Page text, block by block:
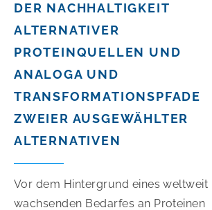
DER NACHHALTIGKEIT
ALTERNATIVER
PROTEINQUELLEN UND
ANALOGA UND
TRANSFORMATIONSPFADE
ZWEIER AUSGEWÄHLTER
ALTERNATIVEN
Vor dem Hintergrund eines weltweit
wachsenden Bedarfes an Proteinen